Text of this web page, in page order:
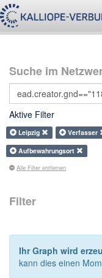
Suche im
Aktive Filter
Leipzig Verfasser
Aufbewahrungsort
Alle Filter entfernen
Filter
Ihr Graph wird
kann dies einen